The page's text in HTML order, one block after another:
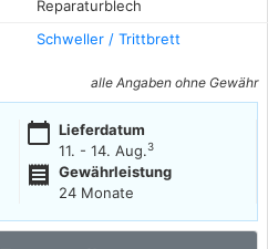
Reparaturblech
Schweller / Trittbrett
alle Angaben ohne Gewähr
calendar_today Lieferdatum
11. - 14. Aug.3
receipt
Gewährleistung
24 Monate